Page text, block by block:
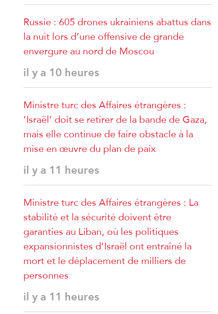
Russie : 605 drones ukrainiens abattus dans
la nuit lors d’une offensive de grande
envergure au nord de Moscou
il y a 10 heures
Ministre turc des Affaires étrangères :
‘Israël’ doit se retirer de la bande de Gaza,
mais elle continue de faire obstacle à la
mise en œuvre du plan de paix
il y a 11 heures
Ministre turc des Affaires étrangères : La
stabilité et la sécurité doivent être
garanties au Liban, où les politiques
expansionnistes d’Israël ont entraîné la
mort et le déplacement de milliers de
personnes
il y a 11 heures